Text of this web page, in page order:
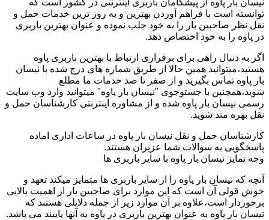
نیسان بار پاوه از پیشگامان باربری اینترنتی در کشور است که
توانسته است با فراهم آوردن بهترین و به روز ترین خدمات حمل و
نقل نظر صاحبین بار را به خود جلب نموده و عنوان بهترین باربری
در پاوه را به خود اختصاص دهد.
اگر به دنبال راهی برای برقراری ارتباط با بهترین باربری پاوه
هستید،میتوانید همین حالا از طریق شماره های درج شده با نیسان
بار پاوه تماس بگیرید و از صفر تا صد خدمات ما مطلع
شوید،همچنین با جستوجوی "نیسان بار پاوه" میتوانید وارد وب سایت
رسمی نیسان بار پاوه شده و از مشاوره اینترنتی کارشناسان حمل و
نقل بهره مند شوید.
کارشناسان حمل و نقل نیسان بار پاوه در ساعات اداری اماده
پاسخگویی به سوالات شما عزیران هستند.
وجه تمایز نیسان بار پاوه با سایر باربری ها
آنچه که نیسان بار پاوه را از سایر باربری ها متمایز میکند تعهد و
خوش قولی آن است که این موارد برای صاحبین بار از اهمیت بالایی
برخوردار است،علاوه بر آن موارد زیر از جمله دلایلی هستند که
نیسان بار پاوه به عنوان بهترین باربری در پاوه به آنها پایبند می باشد.